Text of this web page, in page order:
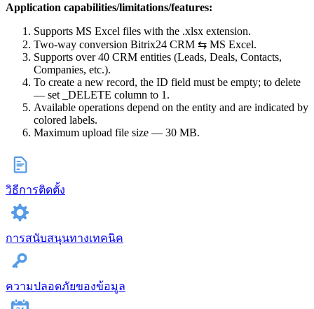
Application capabilities/limitations/features:
Supports MS Excel files with the .xlsx extension.
Two-way conversion Bitrix24 CRM ⇆ MS Excel.
Supports over 40 CRM entities (Leads, Deals, Contacts,
Companies, etc.).
To create a new record, the ID field must be empty; to delete
— set _DELETE column to 1.
Available operations depend on the entity and are indicated by
colored labels.
Maximum upload file size — 30 MB.
วิธีการติดตั้ง
การสนับสนุนทางเทคนิค
ความปลอดภัยของข้อมูล